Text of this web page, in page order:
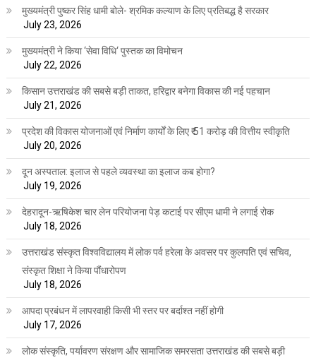
मुख्यमंत्री पुष्कर सिंह धामी बोले- श्रमिक कल्याण के लिए प्रतिबद्ध है सरकार
July 23, 2026
मुख्यमंत्री ने किया ‘सेवा विधि‘ पुस्तक का विमोचन
July 22, 2026
किसान उत्तराखंड की सबसे बड़ी ताकत, हरिद्वार बनेगा विकास की नई पहचान
July 21, 2026
प्रदेश की विकास योजनाओं एवं निर्माण कार्यों के लिए ₹ 51 करोड़ की वित्तीय स्वीकृति
July 20, 2026
दून अस्पताल: इलाज से पहले व्यवस्था का इलाज कब होगा?
July 19, 2026
देहरादून-ऋषिकेश चार लेन परियोजना पेड़ कटाई पर सीएम धामी ने लगाई रोक
July 18, 2026
उत्तराखंड संस्कृत विश्वविद्यालय में लोक पर्व हरेला के अवसर पर कुलपति एवं सचिव,
संस्कृत शिक्षा ने किया पौंधारोपण
July 18, 2026
आपदा प्रबंधन में लापरवाही किसी भी स्तर पर बर्दाश्त नहीं होगी
July 17, 2026
लोक संस्कृति, पर्यावरण संरक्षण और सामाजिक समरसता उत्तराखंड की सबसे बड़ी